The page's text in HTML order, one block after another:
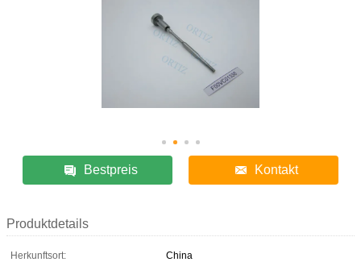
Bestpreis Kontakt
Produktdetails
Herkunftsort:
China